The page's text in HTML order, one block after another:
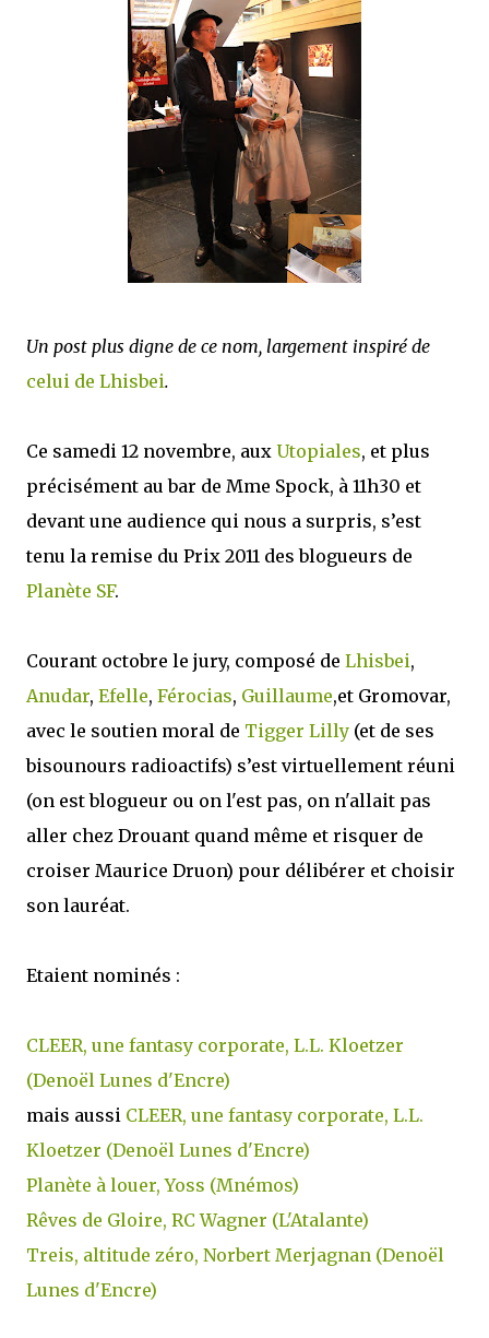
mettre sous tous les yeux. C'est cela...
Un post plus digne de ce nom, largement inspiré de
celui de Lhisbei.
Ce samedi 12 novembre, aux Utopiales, et plus
précisément au bar de Mme Spock, à 11h30 et
devant une audience qui nous a surpris, s’est
tenu la remise du Prix 2011 des blogueurs de
Planète SF.
Courant octobre le jury, composé de Lhisbei,
Anudar, Efelle, Férocias, Guillaume,et Gromovar,
avec le soutien moral de Tigger Lilly (et de ses
bisounours radioactifs) s’est virtuellement réuni
(on est blogueur ou on l'est pas, on n'allait pas
aller chez Drouant quand même et risquer de
croiser Maurice Druon) pour délibérer et choisir
son lauréat.
Etaient nominés :
CLEER, une fantasy corporate, L.L. Kloetzer
(Denoël Lunes d'Encre)
mais aussi CLEER, une fantasy corporate, L.L.
Kloetzer (Denoël Lunes d'Encre)
Planète à louer, Yoss (Mnémos)
Rêves de Gloire, RC Wagner (L'Atalante)
Treis, altitude zéro, Norbert Merjagnan (Denoël
Lunes d'Encre)